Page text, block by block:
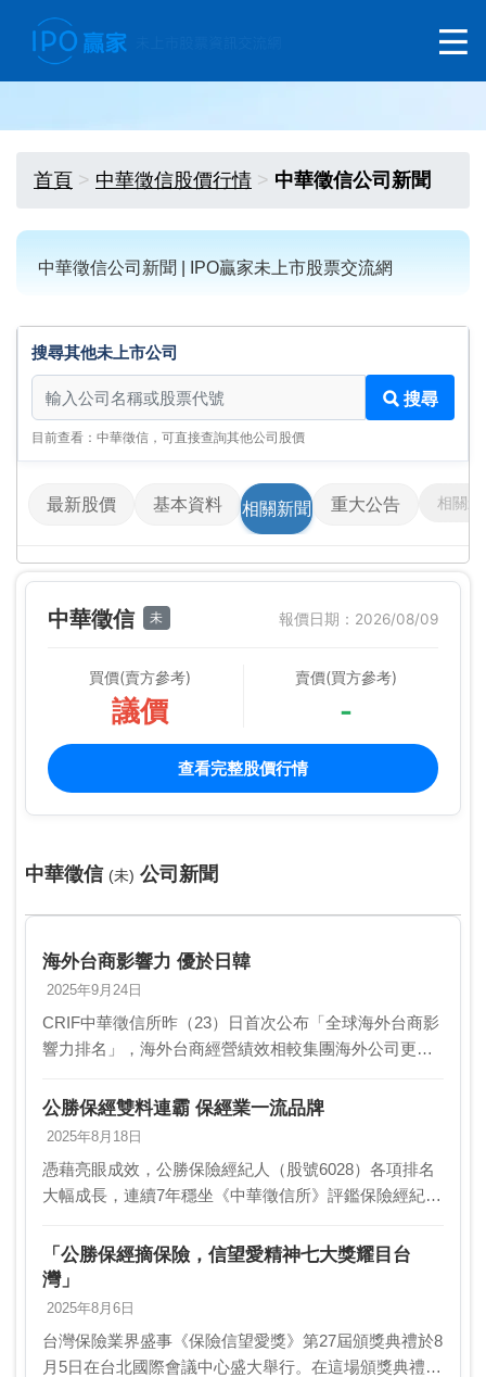
首頁 中華徵信股價行情 中華徵信公司新聞
中華徵信公司新聞 | IPO贏家未上市股票交流網
搜尋其他未上市公司
搜尋其他未上市公司
搜尋
目前查看：中華徵信，可直接查詢其他公司股價
最新股價 基本資料 相關新聞 重大公告 相關影
中華徵信 未 報價日期：2026/08/09
買價(賣方參考)
議價
賣價(買方參考)
-
查看完整股價行情
中華徵信 (未) 公司新聞
海外台商影響力 優於日韓
2025年9月24日
CRIF中華徵信所昨（23）日首次公布「全球海外台商影
響力排名」，海外台商經營績效相較集團海外公司更為
年市值年均複合成長率更高於頂尖日商與韓商，突顯
海…
公勝保經雙料連霸 保經業一流品牌
2025年8月18日
憑藉亮眼成效，公勝保險經紀人（股號6028）各項排名
大幅成長，連續7年穩坐《中華徵信所》評鑑保險經紀人
升500強，企業經營績效卓越；此外在…
「公勝保經摘保險，信望愛精神七大獎耀目台
灣」
2025年8月6日
台灣保險業界盛事《保險信望愛獎》第27屆頒獎典禮於8
月5日在台北國際會議中心盛大舉行。在這場頒獎典禮